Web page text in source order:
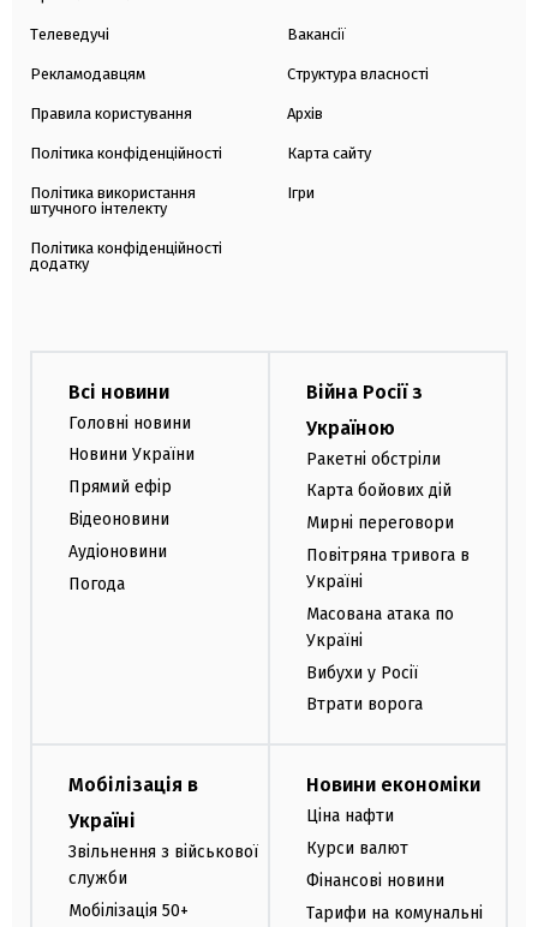
Телеведучі
Рекламодавцям
Правила користування
Політика конфіденційності
Політика використання
штучного інтелекту
Політика конфіденційності
додатку
Вакансії
Структура власності
Архів
Карта сайту
Ігри
Всі новини
Головні новини
Новини України
Прямий ефір
Відеоновини
Аудіоновини
Погода
Війна Росії з
Україною
Ракетні обстріли
Карта бойових дій
Мирні переговори
Повітряна тривога в
Україні
Масована атака по
Україні
Вибухи у Росії
Втрати ворога
Мобілізація в
Україні
Звільнення з військової
служби
Мобілізація 50+
Новини економіки
Ціна нафти
Курси валют
Фінансові новини
Тарифи на комунальні